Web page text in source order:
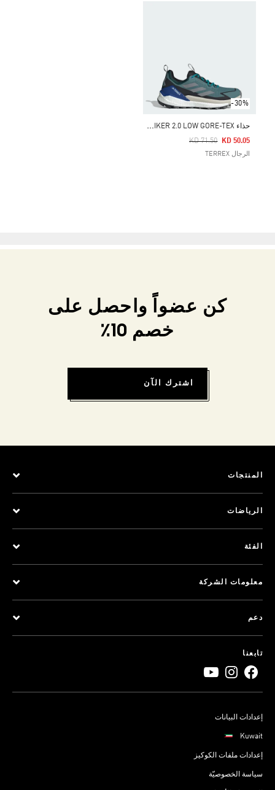
-30%
ح
ذاء TERREX FREE HIKER 2.0 LOW GORE-TEX للمشي لمسافات طويلة
Price Reduced From
KD 71.50
To KD 50.05
الرجال TERREX
كن عضواً واحصل على
خصم 10٪
اشترك الآن
المنتجات
الرياضات
الفئة
معلومات الشركة
دعم
تابعنا
إعدادات البيانات
Kuwait
إعدادات ملفات الكوكيز
سياسة الخصوصيّة